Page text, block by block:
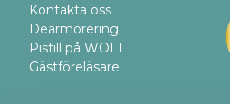
Kontakta oss
Dearmorering
Pistill på WOLT
Gästföreläsare